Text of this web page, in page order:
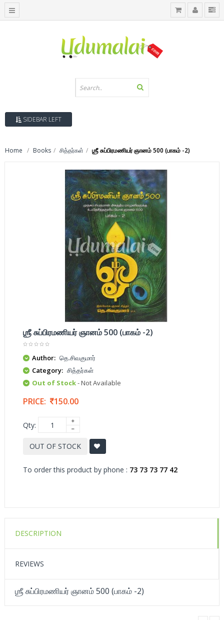
SIDEBAR LEFT
Home Books சித்தர்கள் ஶ்ரீ சுப்பிரமணியர் ஞானம் 500 (பாகம் -2)
ஶ்ரீ சுப்பிரமணியர் ஞானம் 500 (பாகம் -2)
Author: தெ.சிவகுமார்
Category: சித்தர்கள்
Out of Stock- Not Available
PRICE: 150.00
Qty:
OUT OF STOCK
To order this product by phone : 73 73 73 77 42
DESCRIPTION
REVIEWS
ஶ்ரீ சுப்பிரமணியர் ஞானம் 500 (பாகம் -2)